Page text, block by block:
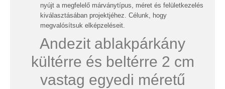
nyújt a megfelelő márványtípus, méret és felületkezelés
kiválasztásában projektjéhez. Célunk, hogy
megvalósítsuk elképzeléseit.
Andezit ablakpárkány
kültérre és beltérre 2 cm
vastag egyedi méretű